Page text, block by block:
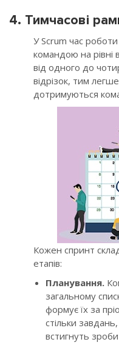
4. Тимчасові
У Scrum час
командою на рівні
від одного до
відрізок, тим
дотримуються
Кожен спринт
етапів:
Планування.
загальному
формує їх за
стільки
встигнуть